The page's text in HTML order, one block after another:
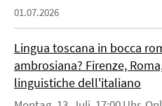
01.07.2026
Lingua toscana in bocca
ambrosiana? Firenze,
linguistiche dell'italiano